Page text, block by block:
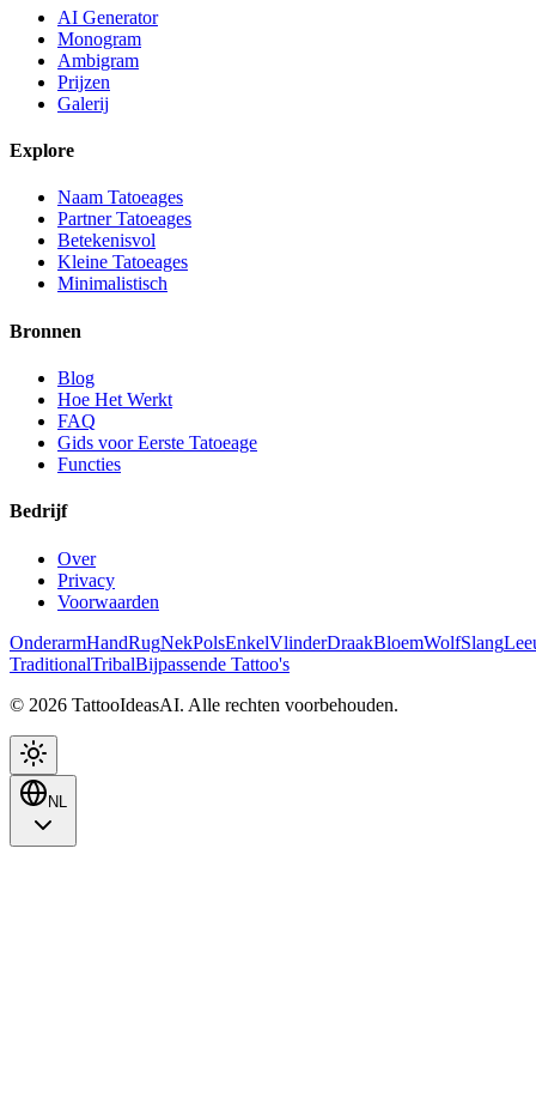
AI Generator
Monogram
Ambigram
Prijzen
Galerij
Explore
Naam Tatoeages
Partner Tatoeages
Betekenisvol
Kleine Tatoeages
Minimalistisch
Bronnen
Blog
Hoe Het Werkt
FAQ
Gids voor Eerste Tatoeage
Functies
Bedrijf
Over
Privacy
Voorwaarden
OnderarmHandRugNekPolsEnkelVlinderDraakBloemWolfSlang
TraditionalTribalBijpassende Tattoo's
© 2026 TattooIdeasAI. Alle rechten voorbehouden.
NL